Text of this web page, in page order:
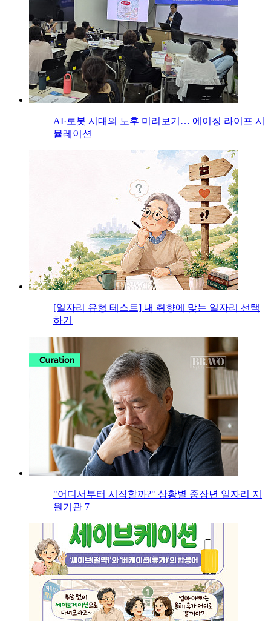
AI·로봇 시대의 노후 미리보기… 에이징 라이프 시
뮬레이션
[일자리 유형 테스트] 내 취향에 맞는 일자리 선택
하기
"어디서부터 시작할까?" 상황별 중장년 일자리 지
원기관 7